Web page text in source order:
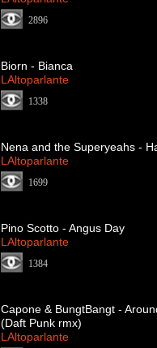
2896
Biorn - Bianca
LAltoparlante
1338
Nena and the Superyeahs -
LAltoparlante
1699
Pino Scotto - Angus Day
LAltoparlante
1384
Capone & BungtBangt -
(Daft Punk rmx)
LAltoparlante